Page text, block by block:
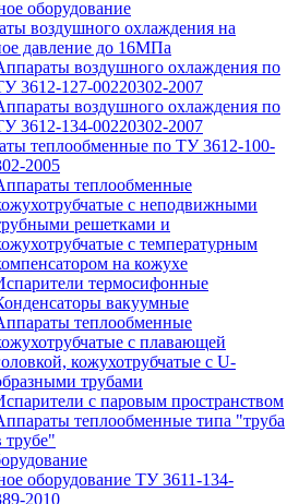
оборудование
воздушного охлаждения на
давление до 16МПа
воздушного охлаждения по
3612-127-00220302-2007
воздушного охлаждения по
3612-134-00220302-2007
теплообменные по ТУ 3612-100-
2005
теплообменные
с неподвижными
решетками и
с температурным
на кожухе
термосифонные
вакуумные
теплообменные
с плавающей
кожухотрубчатые с U-
трубами
с паровым пространством
теплообменные типа "труба
трубе"
оборудование ТУ 3611-134-
2010